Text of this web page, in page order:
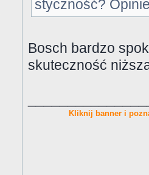
styczność?
Bosch bardzo
skuteczność
Kliknij banner i